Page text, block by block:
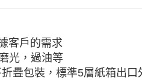
客戶的需求
光，過油等
疊包裝，標準5層紙箱出口